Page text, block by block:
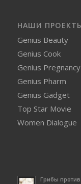
НАШИ
Genius Beauty
Genius Cook
Genius Pregnancy
Genius Pharm
Genius Gadget
Top Star Movie
Women Dialogue
Грибы